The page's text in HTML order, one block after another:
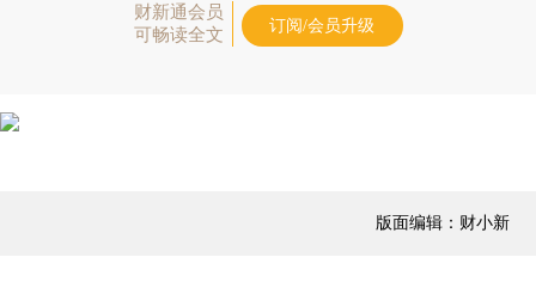
财新通会员
可畅读全文
订阅/会员升级
版面编辑：财小新